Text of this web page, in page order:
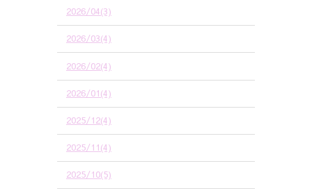
2026/04(3)
2026/03(4)
2026/02(4)
2026/01(4)
2025/12(4)
2025/11(4)
2025/10(5)